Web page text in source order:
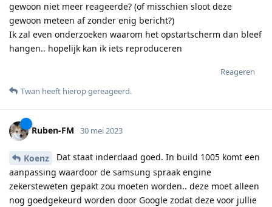
gewoon niet meer reageerde? (of misschien sloot deze
gewoon meteen af zonder enig bericht?)
Ik zal even onderzoeken waarom het opstartscherm dan bleef
hangen.. hopelijk kan ik iets reproduceren
Reageren
Twan heeft hierop gereageerd.
Ruben-FM 30 mei 2023
Koenz
Dat staat inderdaad goed. In build 1005 komt een
aanpassing waardoor de samsung spraak engine
zekersteweten gepakt zou moeten worden.. deze moet alleen
nog goedgekeurd worden door Google zodat deze voor jullie